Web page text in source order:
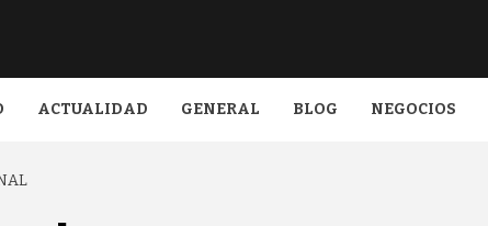
ACTUALIDAD GENERAL BLOG NEGOCIOS